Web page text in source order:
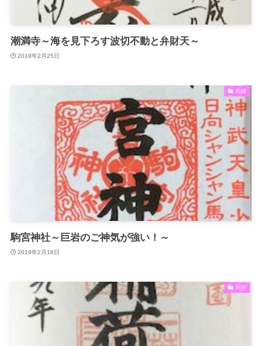
潮満寺～海を見下ろす波切不動と弁財天～
2019年2月25日
宮崎
駒宮神社～巨岩のご神気が強い！～
2019年2月18日
宮崎